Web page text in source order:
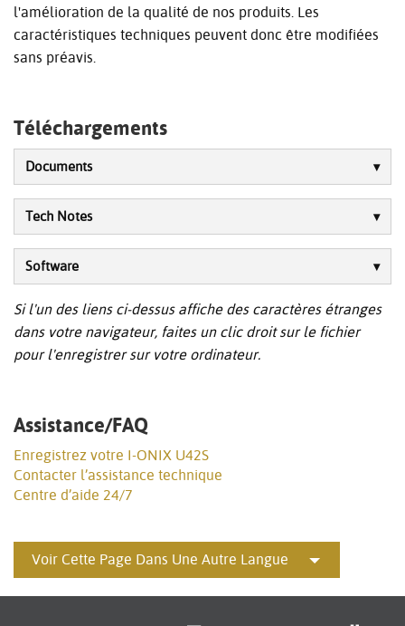
l'amélioration de la qualité de nos produits. Les
caractéristiques techniques peuvent donc être modifiées
sans préavis.
Téléchargements
Documents
Tech Notes
Software
Si l'un des liens ci-dessus affiche des caractères étranges
dans votre navigateur, faites un clic droit sur le fichier
pour l'enregistrer sur votre ordinateur.
Assistance/FAQ
Enregistrez votre I-ONIX U42S
Contacter l’assistance technique
Centre d’aide 24/7
Voir Cette Page Dans Une Autre Langue